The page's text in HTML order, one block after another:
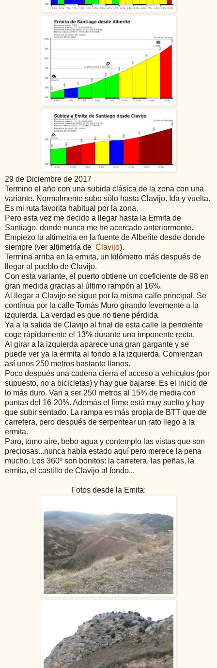
29 de Diciembre de 2017
Termino el año con una subida clásica de la zona con una
variante. Normalmente subo sólo hasta Clavijo. Ida y vuelta.
Es mi ruta favorita habitual por la zona.
Pero esta vez me decido a llegar hasta la Ermita de
Santiago, donde nunca me he acercado anteriormente.
Empiezo la altimetría en la fuente de Alberite desde donde
siempre (ver altimetría de Clavijo).
Termina arriba en la ermita, un kilómetro más después de
llegar al pueblo de Clavijo.
Con esta variante, el puerto obtiene un coeficiente de 98 en
gran medida gracias al último rampón al 16%.
Al llegar a Clavijo se sigue por la misma calle principal. Se
continua por la calle Tomás Muro girando levemente a la
izquierda. La verdad es que no tiene pérdida.
Ya a la salida de Clavijo al final de esta calle la pendiente
coge rápidamente el 13% durante una imponente recta.
Al girar a la izquierda aparece una gran gargante y se
puede ver ya la ermita al fondo a la izquierda. Comienzan
así unos 250 metros bastante llanos.
Poco después una cadena cierra el acceso a vehículos (por
supuesto, no a bicicletas) y hay que bajarse. Es el inicio de
lo más duro. Van a ser 250 metros al 15% de media con
puntas del 16-20%. Además el firme está muy suelto y hay
que subir sentado. La rampa es más propia de BTT que de
carretera, pero después de serpentear un rato llego a la
ermita.
Paro, tomo aire, bebo agua y contemplo las vistas que son
preciosas...nunca había estado aquí pero merece la pena
mucho. Los 360º son bonitos: la carretera, las peñas, la
ermita, el castillo de Clavijo al fondo...
Fotos desde la Emita: